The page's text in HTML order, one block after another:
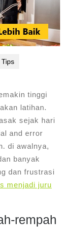
Tips
tinggi
latihan.
sejak hari
and error
di awalnya,
banyak
dan frustrasi
menjadi juru
rempah